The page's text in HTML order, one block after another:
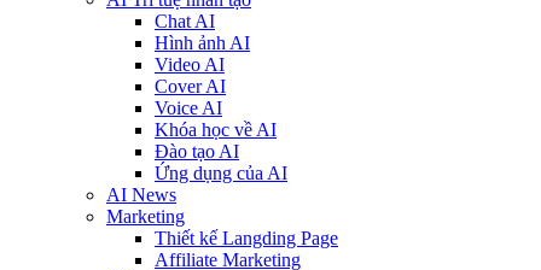
Chat AI
Hình ảnh AI
Video AI
Cover AI
Voice AI
Khóa học về AI
Đào tạo AI
Ứng dụng của AI
AI News
Marketing
Thiết kế Langding Page
Affiliate Marketing